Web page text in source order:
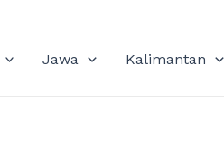
Jawa Kalimantan